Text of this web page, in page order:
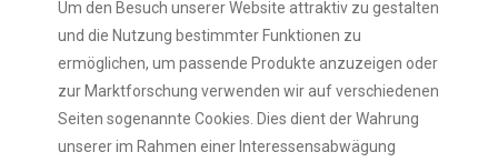
Um den Besuch unserer Website attraktiv zu gestalten
und die Nutzung bestimmter Funktionen zu
ermöglichen, um passende Produkte anzuzeigen oder
zur Marktforschung verwenden wir auf verschiedenen
Seiten sogenannte Cookies. Dies dient der Wahrung
unserer im Rahmen einer Interessensabwägung